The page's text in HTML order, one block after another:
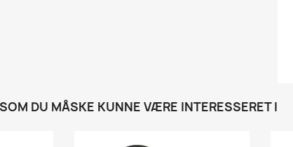
DU MÅSKE KUNNE VÆRE INTERESSERET I